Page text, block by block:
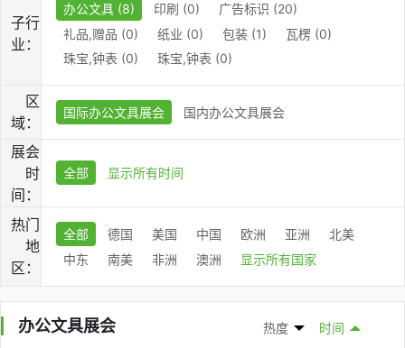
子行
业：
办公文具 (8) 印刷 (0)
广告标识 (20)
礼品,赠品 (0)
纸业 (0) 包装 (1)
瓦楞 (0)
珠宝,钟表 (0)
珠宝,钟表 (0)
区
域：
国际办公文具展会 国内办公文具展会
展会
时
间：
全部 显示所有时间
热门
地
区：
全部 德国 美国 中国 欧洲 亚洲
北美
中东
南美 非洲 澳洲 显示所有国家
办公文具展会 热度 时间